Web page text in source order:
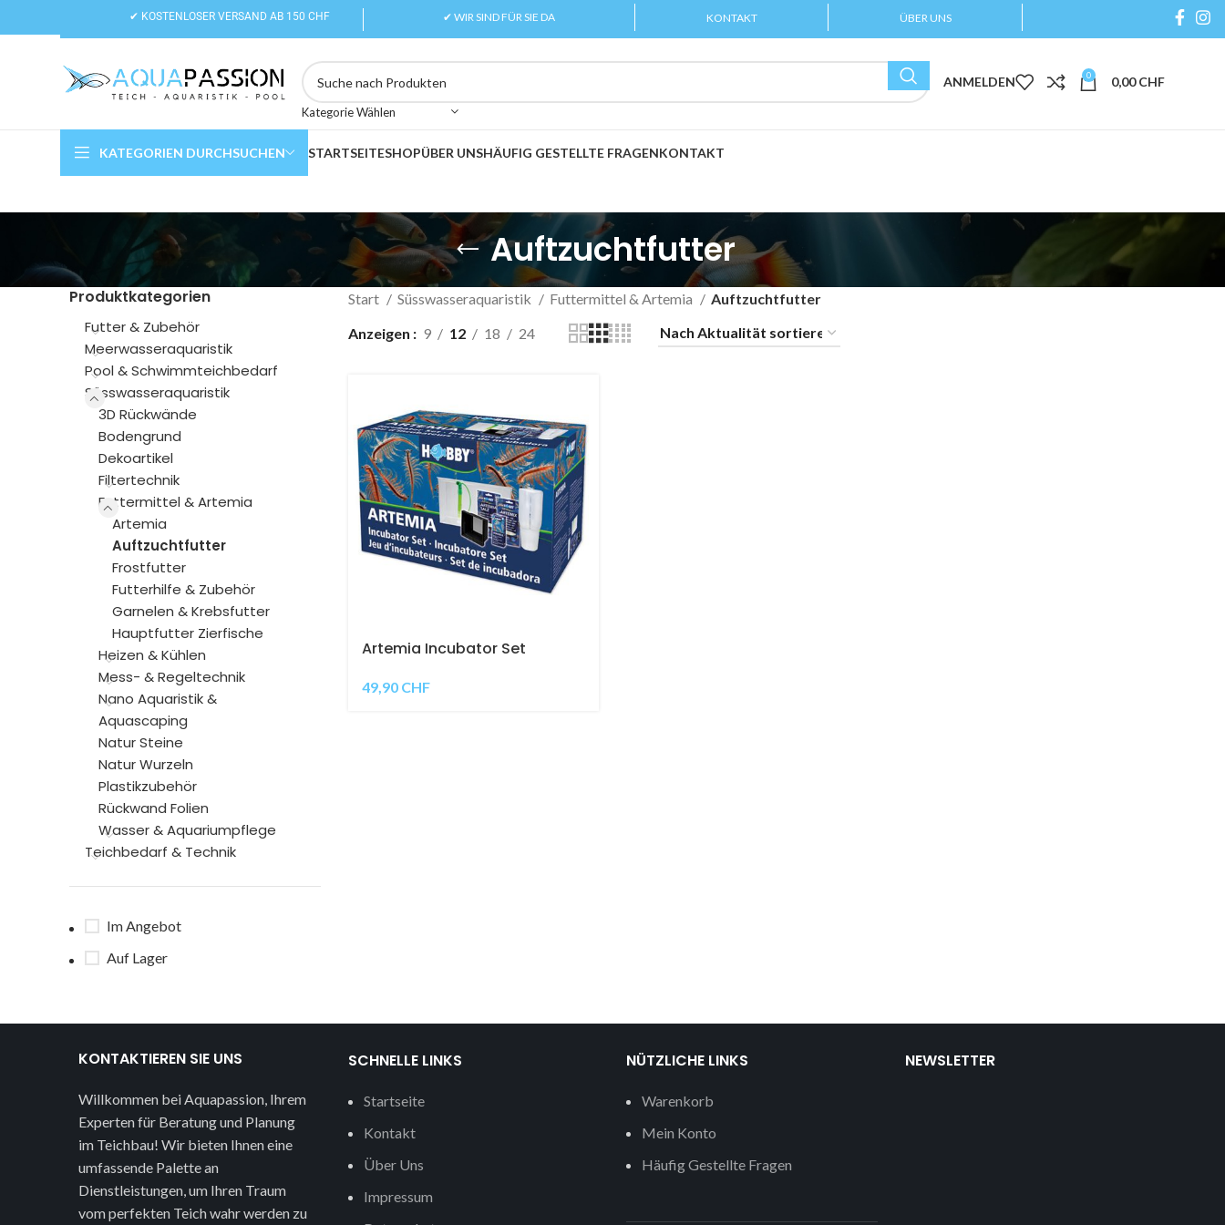
✔ KOSTENLOSER VERSAND AB 150 CHF ✔ WIR SIND FÜR SIE DA KONTAKT ÜBER UNS
Kategorie Wählen
ANMELDEN 0 0,00CHF
KATEGORIEN DURCHSUCHEN STARTSEITESHOPÜBER UNSHÄUFIG GESTELLTE FRAGENKONTAKT
Auftzuchtfutter
Produktkategorien
Futter & Zubehör
Meerwasseraquaristik
Pool & Schwimmteichbedarf
Süsswasseraquaristik
3D Rückwände
Bodengrund
Dekoartikel
Filtertechnik
Futtermittel & Artemia
Artemia
Auftzuchtfutter
Frostfutter
Futterhilfe & Zubehör
Garnelen & Krebsfutter
Hauptfutter Zierfische
Heizen & Kühlen
Mess- & Regeltechnik
Nano Aquaristik &
Aquascaping
Natur Steine
Natur Wurzeln
Plastikzubehör
Rückwand Folien
Wasser & Aquariumpflege
Teichbedarf & Technik
Im Angebot
Auf Lager
Start Süsswasseraquaristik Futtermittel & Artemia
Auftzuchtfutter
Anzeigen
9 12 18 24
Artemia Incubator Set
49,90 CHF
KONTAKTIEREN SIE UNS
Willkommen bei Aquapassion, Ihrem
Experten für Beratung und Planung
im Teichbau! Wir bieten Ihnen eine
umfassende Palette an
Dienstleistungen, um Ihren Traum
vom perfekten Teich wahr werden zu
SCHNELLE LINKS
Startseite
Kontakt
Über Uns
Impressum
NÜTZLICHE LINKS
Warenkorb
Mein Konto
Häufig Gestellte Fragen
NEWSLETTER